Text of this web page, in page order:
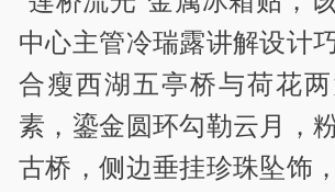
中心主管冷瑞露讲解设计
合瘦西湖五亭桥与荷花
素，鎏金圆环勾勒云月，
古桥，侧边垂挂珍珠坠饰